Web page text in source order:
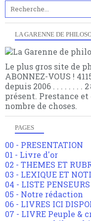
LA GARENNE DE
Le plus gros site de
ABONNEZ-VOUS !
depuis 2006 . . . . . . . .
présent. Prestance
nombre de choses.
PAGES
00 - PRESENTATION
01 - Livre d'or
02 - THEMES ET
03 - LEXIQUE ET
04 - LISTE PENSEURS
05 - Notre rédaction
06 - LIVRES ICI
07 - LIVRE Peuple &